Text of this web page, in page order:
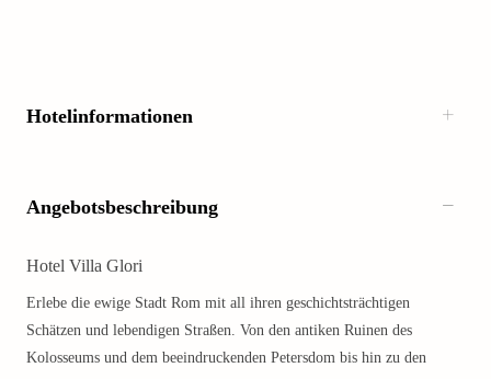
Hotelinformationen
Angebotsbeschreibung
Hotel Villa Glori
Erlebe die ewige Stadt Rom mit all ihren geschichtsträchtigen
Schätzen und lebendigen Straßen. Von den antiken Ruinen des
Kolosseums und dem beeindruckenden Petersdom bis hin zu den